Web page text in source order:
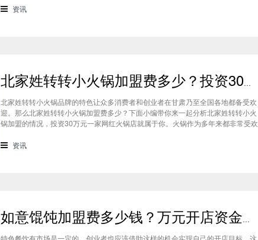
的，渝香居重庆火锅加盟成为了大家心中非常合适的创业项目。重庆是一个美食遍
资讯
北家姓转转小火锅加盟费多少？投资30万一家网红火锅店就属于你
北家姓转转小火锅品牌的特色让众多消费者和创业者在甘肃乃至全国各地都备受欢
迎。那么北家姓转转小火锅加盟费多少？下面小编带你来一起分析北家姓转转小火
锅加盟的情况，投资30万元一家网红火锅店就属于你。火锅作为多年来都非常受欢
锅凭借自己的产品和装修在美食市场当中受到越来越多的消费者喜爱。市场空间
资讯
如意馄饨加盟费多少钱？万元开店资金压力基本上不会出现在经营中
特色餐饮有市场是一定的，创业者也应该借助这样的机会实现自己的开店目标，这